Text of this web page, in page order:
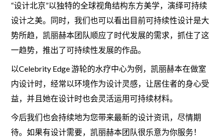
“设计北京”以独特的全球视角结构东方美学，演绎可持续
设计之美。同时，我们也可以看出目前可持续性设计是大
势所趋，凯丽赫本团队顺应了时代发展的需求，抓住了这
一趋势，推出了可持续性发展的作品。
以Celebrity Edge 游轮的水疗中心为例，凯丽赫本在做室
内设计时，经常以环境作为设计灵感，让居住者的身心受
益，并且她在设计时也会灵活运用可持续材料。
今后我们也会持续地为您带来最新的设计资讯，尽情期
待。如果有设计需要，凯丽赫本团队很乐意为你服务！